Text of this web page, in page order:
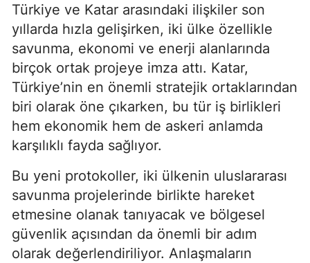
Türkiye ve Katar arasındaki ilişkiler son
yıllarda hızla gelişirken, iki ülke özellikle
savunma, ekonomi ve enerji alanlarında
birçok ortak projeye imza attı. Katar,
Türkiye’nin en önemli stratejik ortaklarından
biri olarak öne çıkarken, bu tür iş birlikleri
hem ekonomik hem de askeri anlamda
karşılıklı fayda sağlıyor.
Bu yeni protokoller, iki ülkenin uluslararası
savunma projelerinde birlikte hareket
etmesine olanak tanıyacak ve bölgesel
güvenlik açısından da önemli bir adım
olarak değerlendiriliyor. Anlaşmaların